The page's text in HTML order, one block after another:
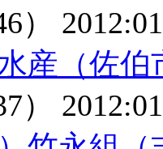
）
水産（佐
）